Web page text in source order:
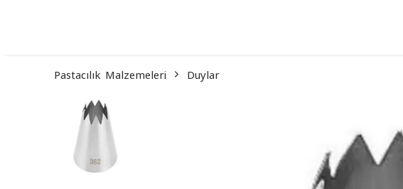
Pastacılık Malzemeleri Duylar